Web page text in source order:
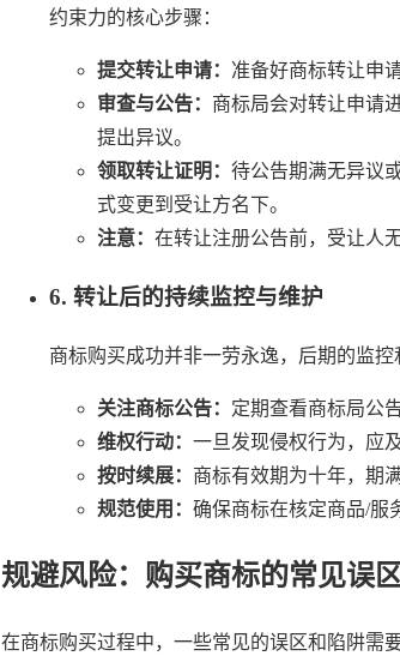
约束力的核心步骤：
提交转让申请： 准备好商标转让申
审查与公告： 商标局会对转让申请
提出异议。
领取转让证明： 待公告期满无异议
式变更到受让方名下。
注意： 在转让注册公告前，受让人
6. 转让后的持续监控与维护
商标购买成功并非一劳永逸，后期的监控
关注商标公告： 定期查看商标局公
维权行动： 一旦发现侵权行为，应
按时续展： 商标有效期为十年，期
规范使用： 确保商标在核定商品/服
规避风险：购买商标的常见误
在商标购买过程中，一些常见的误区和陷阱需要